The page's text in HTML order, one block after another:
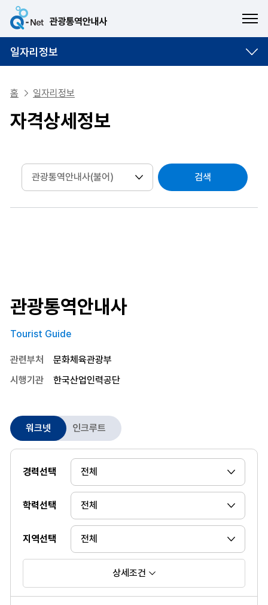
일자리정보
홈 일자리정보
자격상세정보
검색
관광통역안내사
Tourist Guide
관련부처
문화체육관광부
시행기관
한국산업인력공단
워크넷 인크루트
경력선택
학력선택
지역선택
상세조건